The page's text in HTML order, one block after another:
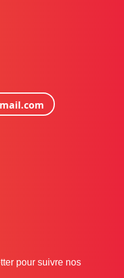
pour suivre nos